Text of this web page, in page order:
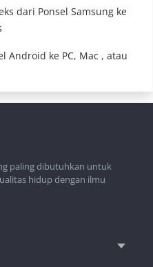
dari Ponsel Samsung ke
Android ke PC, Mac , atau
paling dibutuhkan untuk
hidup dengan ilmu